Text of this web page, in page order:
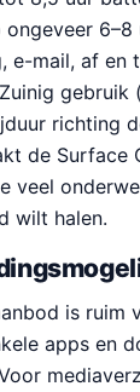
6–8
e-mail, af en
gebruik
richting
de Surface
veel
wilt halen.
is ruim
apps en